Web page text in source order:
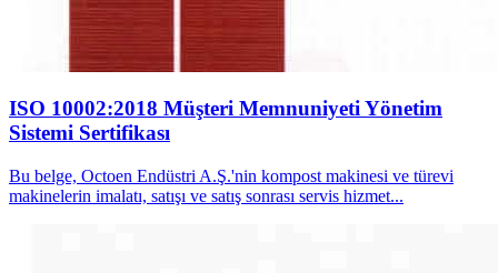
ISO 10002:2018 Müşteri Memnuniyeti Yönetim
Sistemi Sertifikası
Bu belge, Octoen Endüstri A.Ş.'nin kompost makinesi ve türevi
makinelerin imalatı, satışı ve satış sonrası servis hizmet...